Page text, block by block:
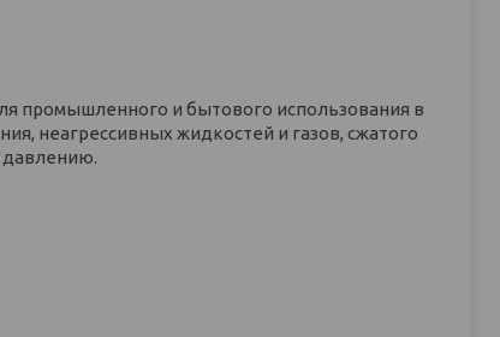
промышленного и бытового использования в
неагрессивных жидкостей и газов, сжатого
давлению.